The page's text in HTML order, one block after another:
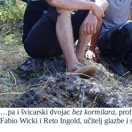
…pa i švicarski dvojac bez kormilara,
Fabio Wicki i Reto Ingold, učitelj glazbe i